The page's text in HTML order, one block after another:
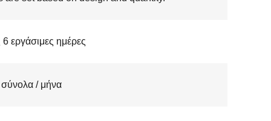
εργάσιμες ημέρες
/ μήνα